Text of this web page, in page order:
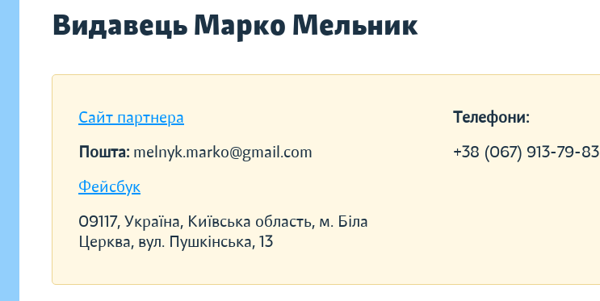
Видавець Марко Мельник
Сайт партнера
Пошта: melnyk.marko@gmail.com
Фейсбук
09117, Україна, Київська область, м. Біла
Церква, вул. Пушкінська, 13
Телефони:
+38 (067) 913-79-83